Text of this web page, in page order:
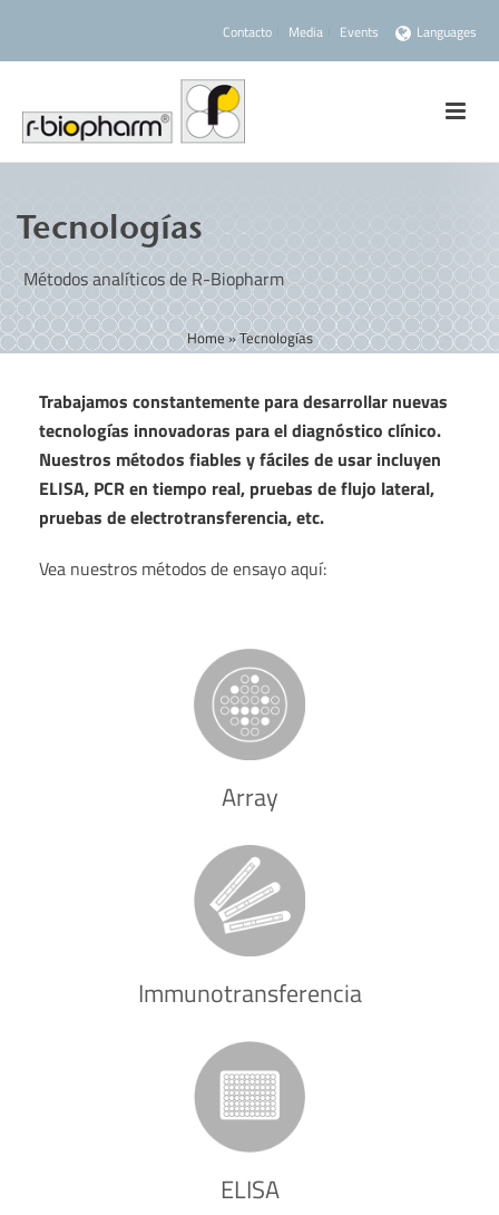
Contacto Media Events Languages
Tecnologías
Métodos analíticos de R-Biopharm
Home»Tecnologías
Trabajamos constantemente para desarrollar nuevas
tecnologías innovadoras para el diagnóstico clínico.
Nuestros métodos fiables y fáciles de usar incluyen
ELISA, PCR en tiempo real, pruebas de flujo lateral,
pruebas de electrotransferencia, etc.
Vea nuestros métodos de ensayo aquí:
Array
Immunotransferencia
ELISA